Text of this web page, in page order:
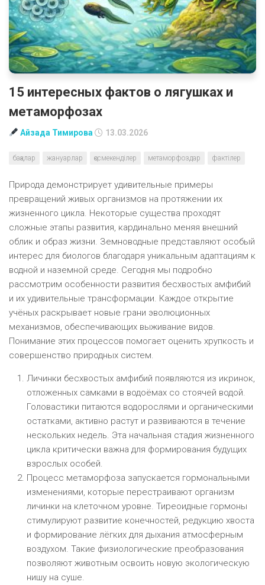
15 интересных фактов о лягушках и
метаморфозах
Айзада Тимирова 13.03.2026
бақалар жануарлар қосмекенділер метаморфоздар фактілер
Природа демонстрирует удивительные примеры
превращений живых организмов на протяжении их
жизненного цикла. Некоторые существа проходят
сложные этапы развития, кардинально меняя внешний
облик и образ жизни. Земноводные представляют особый
интерес для биологов благодаря уникальным адаптациям к
водной и наземной среде. Сегодня мы подробно
рассмотрим особенности развития бесхвостых амфибий
и их удивительные трансформации. Каждое открытие
учёных раскрывает новые грани эволюционных
механизмов, обеспечивающих выживание видов.
Понимание этих процессов помогает оценить хрупкость и
совершенство природных систем.
Личинки бесхвостых амфибий появляются из икринок,
отложенных самками в водоёмах со стоячей водой.
Головастики питаются водорослями и органическими
остатками, активно растут и развиваются в течение
нескольких недель. Эта начальная стадия жизненного
цикла критически важна для формирования будущих
взрослых особей.
Процесс метаморфоза запускается гормональными
изменениями, которые перестраивают организм
личинки на клеточном уровне. Тиреоидные гормоны
стимулируют развитие конечностей, редукцию хвоста
и формирование лёгких для дыхания атмосферным
воздухом. Такие физиологические преобразования
позволяют животным освоить новую экологическую
нишу на суше.